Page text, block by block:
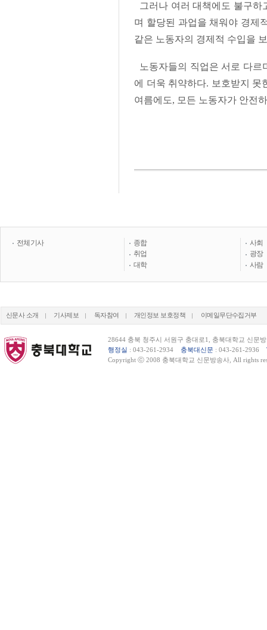
그러나 여러 대책에도 불구하
며 할당된 과업을 채워야 경제
같은 노동자의 경제적 수입을
노동자들의 직업은 서로 다르
에 더욱 취약하다. 보호받지
여름에도, 모든 노동자가 안전
전체기사
종합
취업
대학
사회
광장
사람
신문사 소개 기사제보 독자참여 개인정보 보호정책 이메일무단수집거부
28644 충북 청주시 서원구 충대로1, 충북대학교 신문
행정실 : 043-261-2934 충북대신문 : 043-261-2936
Copyright ⓒ 2008 충북대학교 신문방송사, All rights